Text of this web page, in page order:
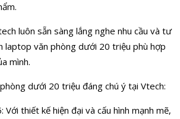
luôn sẵn sàng lắng nghe nhu cầu và tư
laptop văn phòng dưới 20 triệu phù hợp
mình.
dưới 20 triệu đáng chú ý tại Vtech:
Với thiết kế hiện đại và cấu hình mạnh mẽ,